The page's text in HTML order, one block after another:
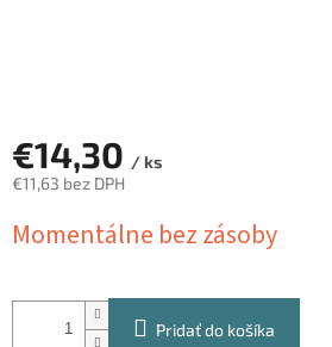
€14,30 / ks
€11,63 bez DPH
cena:
Momentálne bez zásoby
Pridať do košíka